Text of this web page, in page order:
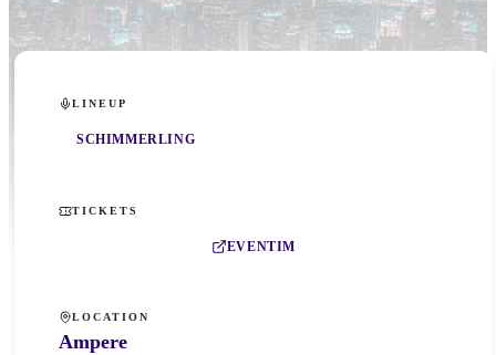
LINEUP
SCHIMMERLING
TICKETS
EVENTIM
LOCATION
Ampere